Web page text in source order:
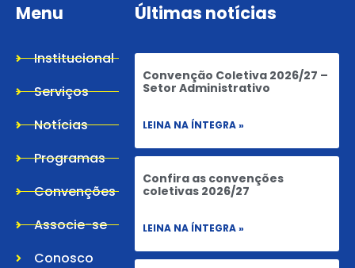
Menu
Institucional
Serviços
Notícias
Programas
Convenções
Associe-se
Conosco
Últimas notícias
Convenção Coletiva 2026/27 –
Setor Administrativo
LEINA NA ÍNTEGRA »
Confira as convenções
coletivas 2026/27
LEINA NA ÍNTEGRA »